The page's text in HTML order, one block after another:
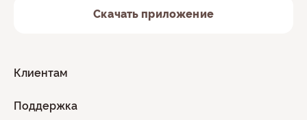
Клиентам
Поддержка
Скачать приложение